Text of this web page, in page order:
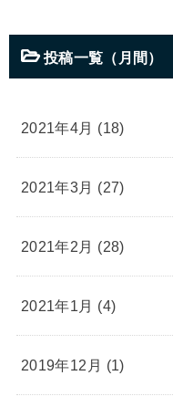
投稿一覧（月間）
2021年4月 (18)
2021年3月 (27)
2021年2月 (28)
2021年1月 (4)
2019年12月 (1)